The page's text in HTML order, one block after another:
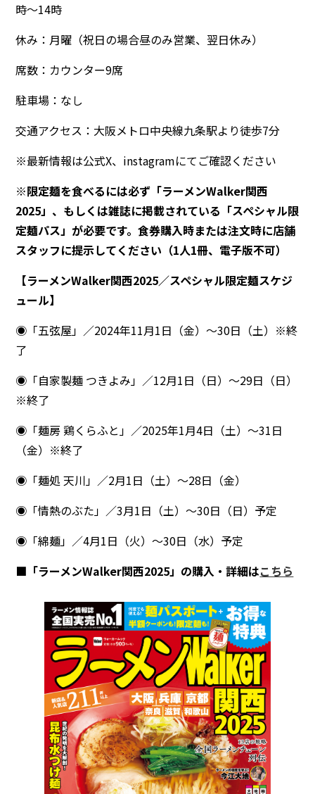
時～14時
休み：月曜（祝日の場合昼のみ営業、翌日休み）
席数：カウンター9席
駐車場：なし
交通アクセス：大阪メトロ中央線九条駅より徒歩7分
※最新情報は公式X、instagramにてご確認ください
※限定麺を食べるには必ず「ラーメンWalker関西
2025」、もしくは雑誌に掲載されている「スペシャル限
定麺パス」が必要です。食券購入時または注文時に店舗
スタッフに提示してください（1人1冊、電子版不可）
【ラーメンWalker関西2025／スペシャル限定麺スケジ
ュール】
◉「五弦屋」／2024年11月1日（金）～30日（土）※終
了
◉「自家製麺 つきよみ」／12月1日（日）～29日（日）
※終了
◉「麺房 鶏くらふと」／2025年1月4日（土）～31日
（金）※終了
◉「麺処 天川」／2月1日（土）～28日（金）
◉「情熱のぶた」／3月1日（土）～30日（日）予定
◉「綿麺」／4月1日（火）～30日（水）予定
■「ラーメンWalker関西2025」の購入・詳細はこちら